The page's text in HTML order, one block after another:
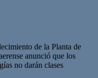
de la Planta de
anunció que los
no darán clases